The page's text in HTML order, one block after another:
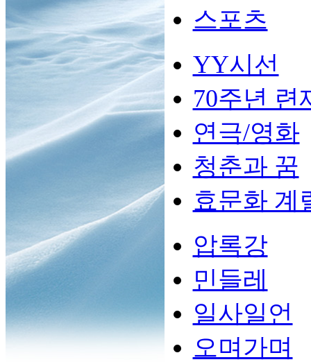
스포츠
YY시선
70주년 련
연극/영화
청춘과 꿈
효문화 계
압록강
민들레
일사일언
오며가며